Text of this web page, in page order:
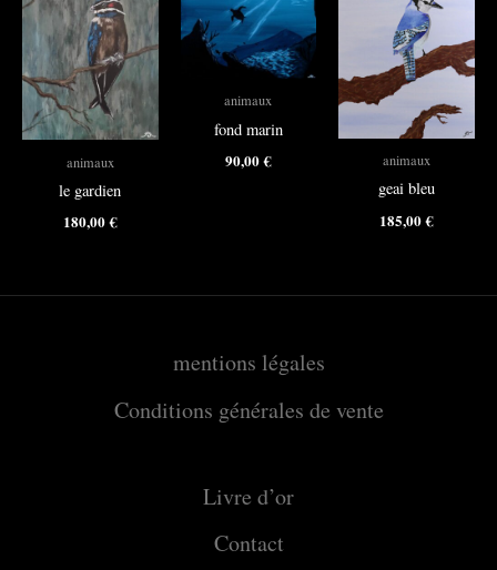
animaux
le gardien
180,00€
animaux
fond marin
90,00€ animaux
geai bleu
185,00€
mentions légales
Conditions générales de vente
Livre d’or
Contact